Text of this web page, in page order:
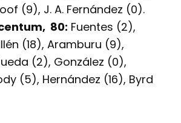
(9), J. A. Fernández (0).
80: Fuentes (2),
(18), Aramburu (9),
(2), González (0),
(5), Hernández (16), Byrd